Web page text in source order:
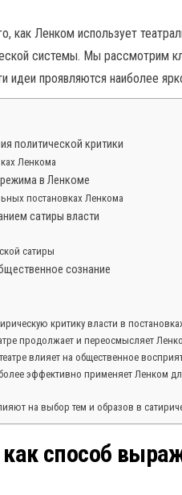
как Ленком использует
системы. Мы рассмотрим
идеи проявляются наиболее
политической критики
Ленкома
в Ленкоме
постановках Ленкома
сатиры власти
сатиры
сознание
критику власти в
продолжает и переосмысляет
влияет на общественное
эффективно применяет Ленком
на выбор тем и образов в
способ